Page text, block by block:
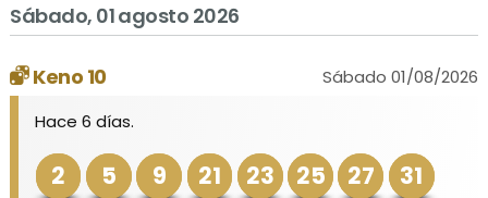
Sábado, 01 agosto 2026
Keno 10
Sábado 01/08/2026
Hace 6 días.
2 5 9 21 23 25 27
31